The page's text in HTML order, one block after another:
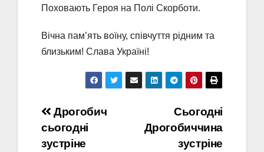
Поховають Героя на Полі Скорботи.
Вічна пам’ять воїну, співчуття рідним та
близьким! Слава Україні!
Навігація
записів
Сьогодні
Дрогобиччина
зустріне
Дрогобич
сьогодні
зустріне